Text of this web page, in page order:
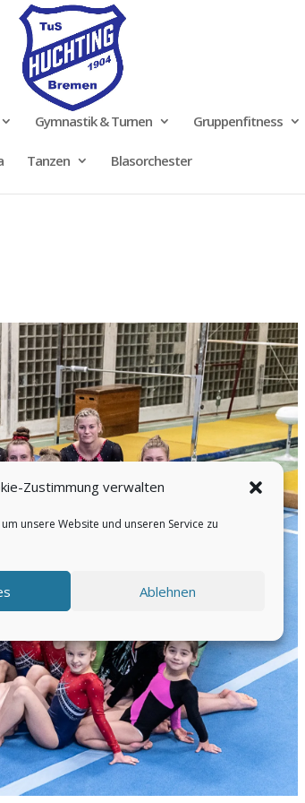
Zustimmung verwalten
unsere Website und unseren Service zu
Ablehnen
Gymnastik & Turnen Gruppenfitness
Tanzen Blasorchester